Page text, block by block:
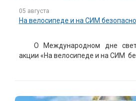
05 августа
На велосипеде и на СИМ
О Международном дне
акции «На велосипеде и на СИМ